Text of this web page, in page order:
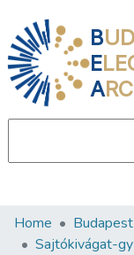
B
E
A
Communities &
Home
Sajtókivágat-